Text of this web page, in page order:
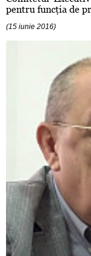
pentru funcţia de
(15 iunie 2016)